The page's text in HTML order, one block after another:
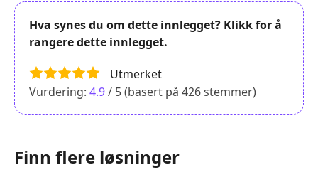
Hva synes du om dette innlegget? Klikk for å
rangere dette innlegget.
Utmerket
Vurdering: 4.9/ 5 (basert på 426stemmer)
Finn flere løsninger